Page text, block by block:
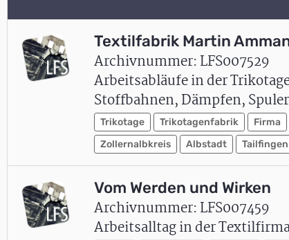
Textilfabrik Martin
Archivnummer: LFS007529
Arbeitsabläufe in der
Stoffbahnen, Dämpfen,
Trikotage Trikotagenfabrik Firma
Zollernalbkreis
Albstadt Tailfingen
Vom Werden und Wirken
Archivnummer: LFS007459
Arbeitsalltag in der